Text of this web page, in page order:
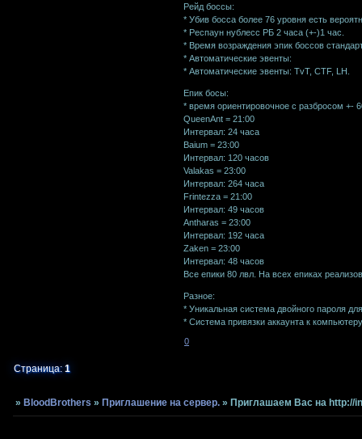
Рейд боссы:
* Убив босса более 76 уровня есть
* Респаун нублесс РБ 2 часа (+-)1 час.
* Время возраждения эпик боссов
* Автоматические эвенты:
* Автоматические эвенты: TvT, CTF, LH.
Епик босы:
* время ориентировочное с разбросом +-
QueenAnt = 21:00
Интервал: 24 часа
Baium = 23:00
Интервал: 120 часов
Valakas = 23:00
Интервал: 264 часа
Frintezza = 21:00
Интервал: 49 часов
Antharas = 23:00
Интервал: 192 часа
Zaken = 23:00
Интервал: 48 часов
Все епики 80 лвл. На всех епиках
Разное:
* Уникальная система двойного пароля
* Система привязки аккаунта к
0
Страница:1
» BloodBrothers » Приглашение на сервер. » Приглашаем Вас на http://